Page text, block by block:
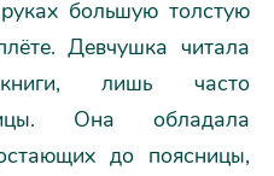
большую толстую
Девчушка читала
лишь часто
Она обладала
до поясницы,